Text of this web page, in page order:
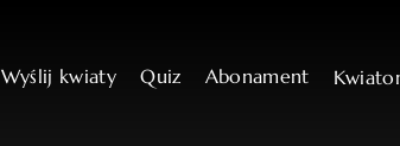
Wyślij kwiaty Quiz Abonament